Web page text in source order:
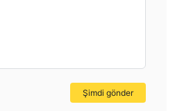
Şimdi gönder